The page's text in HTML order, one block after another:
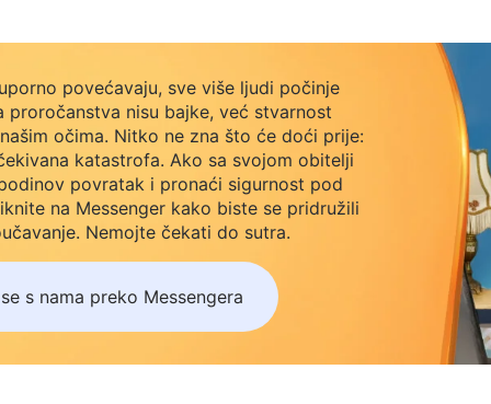
povećavaju, sve više ljudi počinje
proročanstva nisu bajke, već stvarnost
očima. Nitko ne zna što će doći prije:
katastrofa. Ako sa svojom obitelji
povratak i pronaći sigurnost pod
na Messenger kako biste se pridružili
Nemojte čekati do sutra.
s nama preko Messengera